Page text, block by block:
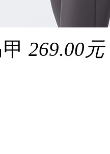
269.00元